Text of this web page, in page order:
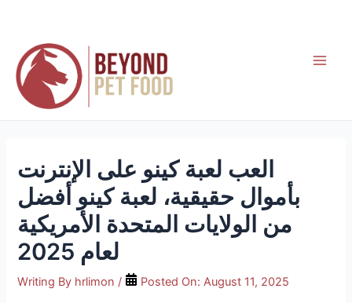
content
العب لعبة كينو على الإنترنت
بأموال حقيقية، لعبة كينو أفضل
من الولايات المتحدة الأمريكية
لعام 2025
Writing By hrlimon / Posted On:August 11, 2025